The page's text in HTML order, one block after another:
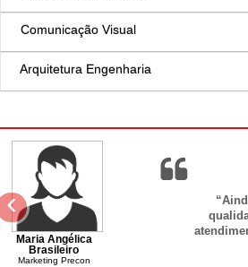
Comunicação Visual
Arquitetura Engenharia
Maria Angélica
Brasileiro
Marketing Precon
‹